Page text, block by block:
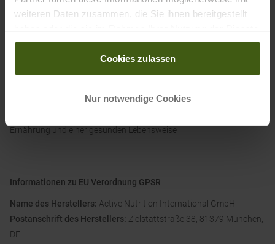
weiteren Daten zusammen, die Sie ihnen bereitgestellt
gesammelt haben.
Cookies zulassen
Nur notwendige Cookies
• Orange und Raspberry: 2 Beutel am Tag
Ernährung und einer gesunden Lebensweise
Informationen zu EU Verordnung GPSR
Name des Herstellers: Active Nutrition International GmbH
Postanschrift des Herstellers: Zielstattstraße 38, 81379 München,
DE